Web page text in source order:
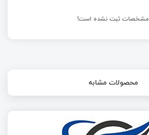
مشخصات ثبت نشده است!
محصولات مشابه